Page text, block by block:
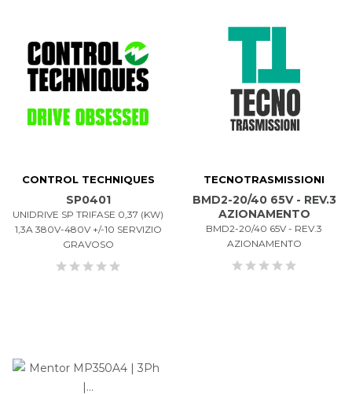
CONTROL TECHNIQUES
SP0401
UNIDRIVE SP TRIFASE 0,37 (KW)
1,3A 380V-480V +/-10 SERVIZIO
GRAVOSO
TECNOTRASMISSIONI
BMD2-20/40 65V - REV.3
AZIONAMENTO
BMD2-20/40 65V - REV.3
AZIONAMENTO